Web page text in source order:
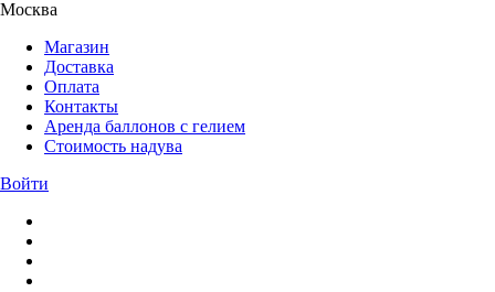
Москва
Магазин
Доставка
Оплата
Контакты
Аренда баллонов с гелием
Стоимость надува
Войти